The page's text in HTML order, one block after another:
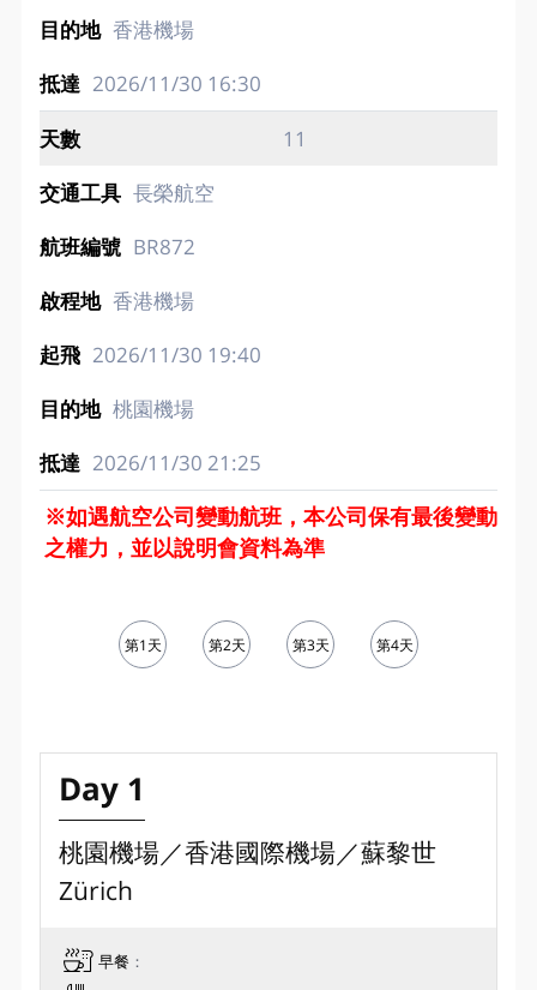
香港機場
2026/11/30 16:30
11
長榮航空
BR872
香港機場
2026/11/30 19:40
桃園機場
2026/11/30 21:25
※如遇航空公司變動航班，本公司保有最後變動
之權力，並以說明會資料為準
第1天 第2天 第3天 第4天
Day 1
桃園機場／香港國際機場／蘇黎世
Zürich
早餐 ：